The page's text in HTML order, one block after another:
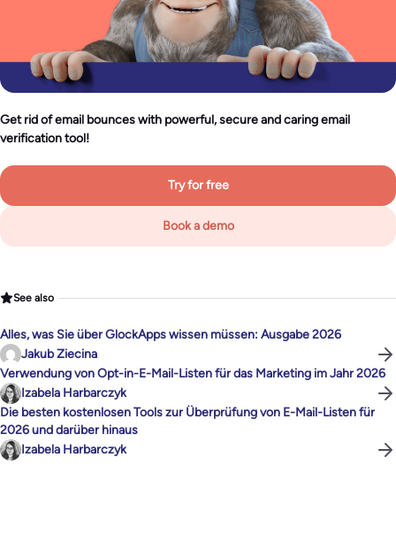
Get rid of email bounces with powerful, secure and caring email
verification tool!
Try for free
Book a demo
See also
Alles, was Sie über GlockApps wissen müssen: Ausgabe 2026
Jakub Ziecina
Verwendung von Opt-in-E-Mail-Listen für das Marketing im Jahr 2026
Izabela Harbarczyk
Die besten kostenlosen Tools zur Überprüfung von E-Mail-Listen für
2026 und darüber hinaus
Izabela Harbarczyk